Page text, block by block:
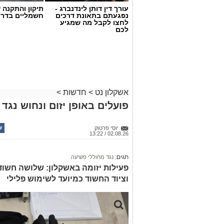
דוברות המשטרה
החשד השתתפו במשחקי הימורים.
על פי החשד, לניהול ולהפעלת הימורים
להפעלת משחקי בינגו, כרטיסי בינגו
בנוסף, נתפסו סכומי כסף במזומן,
להפעלת המקום.
במסגרת הפעילות עוכבו לחקירה
נוספים שנכחו במקום. כלל המעורבים
המשטרה.
החקירה נמשכת.
סגן מפקד תחנת אשקלון, רפ"ק דורון
עורך דין דותן לינדנברג -
נפגעתם בתאונת דרכים
לחצו לקבל מה שמגיע
לכם
תיקון
חשמליים
אשקלון נט > חדשות >
פועלים באופן יזום ונחוש
יוסי פרטוק
02.08.26 / 13:22
תגים: נגד מחוללי פשיעה
פעילות יזומה באשקלון: שלושה
וציוד החשוד כמיועד לשימוש פלילי